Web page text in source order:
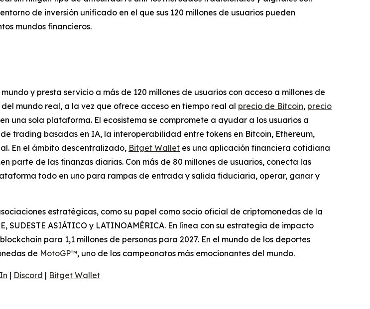
de inversión unificado en el que sus 120 millones de usuarios pueden
mundos financieros.
y presta servicio a más de 120 millones de usuarios con acceso a millones de
mundo real, a la vez que ofrece acceso en tiempo real al precio de Bitcoin, precio
una sola plataforma. El ecosistema se compromete a ayudar a los usuarios a
trading basadas en IA, la interoperabilidad entre tokens en Bitcoin, Ethereum,
En el ámbito descentralizado, Bitget Wallet es una aplicación financiera cotidiana
parte de las finanzas diarias. Con más de 80 millones de usuarios, conecta las
todo en uno para rampas de entrada y salida fiduciaria, operar, ganar y
estratégicas, como su papel como socio oficial de criptomonedas de la
SUDESTE ASIÁTICO y LATINOAMÉRICA. En línea con su estrategia de impacto
para 1,1 millones de personas para 2027. En el mundo de los deportes
de MotoGP™, uno de los campeonatos más emocionantes del mundo.
| Discord | Bitget Wallet